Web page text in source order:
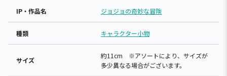
IP・作品名 ジョジョの奇妙な冒険
種類 キャラクター小物
サイズ
約11cm ※アソートにより、サイズが
多少異なる場合がございます。